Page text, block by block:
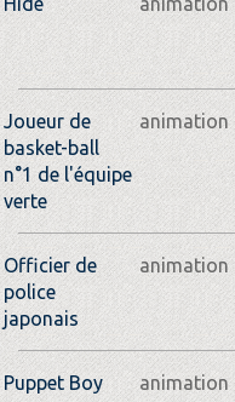
Joueur de
basket-ball
n°1 de l'équipe
verte
animation
Officier de
police
japonais
animation
Puppet Boy animation